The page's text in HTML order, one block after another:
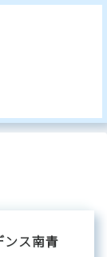
ンス南青